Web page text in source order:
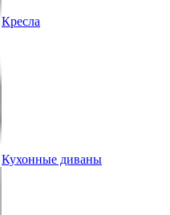
Кресла
Кухонные диваны